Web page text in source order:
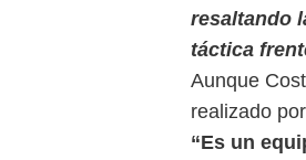
resaltando
táctica
Aunque
realizado
“Es un